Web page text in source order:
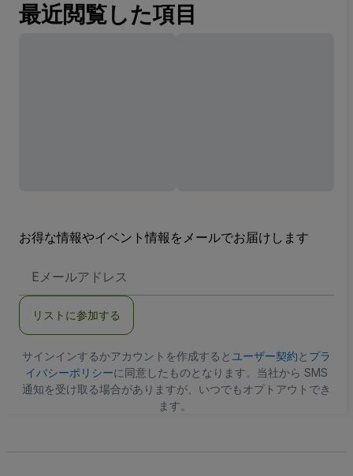
最近閲覧した項目
お得な情報やイベント情報をメールでお届けします
メ
ア
ス
リストに参加する
サインインするかアカウントを作成すると ユーザー契約と プラ
イバシーポリシーに同意したものとなります。当社から SMS
通知を受け取る場合がありますが、いつでもオプトアウトでき
ます。